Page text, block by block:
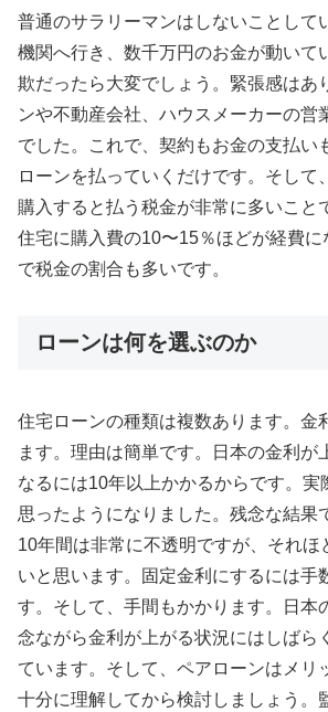
普通のサラリーマンはしないことして
機関へ行き、数千万円のお金が動いて
欺だったら大変でしょう。緊張感はあ
ンや不動産会社、ハウスメーカーの営
でした。これで、契約もお金の支払い
ローンを払っていくだけです。そして
購入すると払う税金が非常に多いこと
住宅に購入費の10〜15％ほどが経費に
で税金の割合も多いです。
ローンは何を選ぶのか
住宅ローンの種類は複数あります。金
ます。理由は簡単です。日本の金利が
なるには10年以上かかるからです。実
思ったようになりました。残念な結果
10年間は非常に不透明ですが、それほ
いと思います。固定金利にするには手
す。そして、手間もかかります。日本
念ながら金利が上がる状況にはしばら
ています。そして、ペアローンはメリ
十分に理解してから検討しましょう。